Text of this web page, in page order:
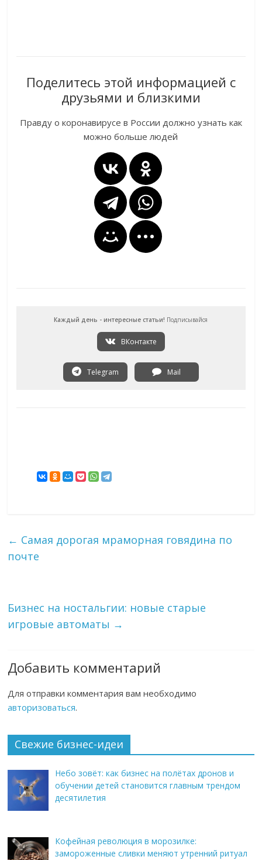
Поделитесь этой информацией с
друзьями и близкими
Правду о коронавирусе в России должно узнать как
можно больше людей
Каждый день - интересные статьи! Подписывайся
ВКонтакте
Telegram Mail
← Самая дорогая мраморная говядина по
почте
Бизнес на ностальгии: новые старые
игровые автоматы →
Добавить комментарий
Для отправки комментария вам необходимо
авторизоваться.
Свежие бизнес-идеи
Небо зовёт: как бизнес на полётах дронов и
обучении детей становится главным трендом
десятилетия
Кофейная революция в морозилке:
замороженные сливки меняют утренний ритуал